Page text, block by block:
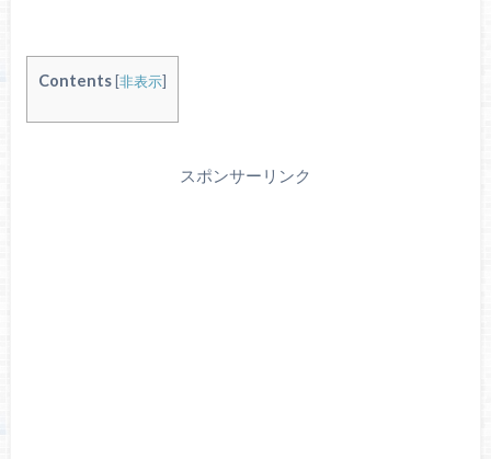
Contents [非表示]
スポンサーリンク